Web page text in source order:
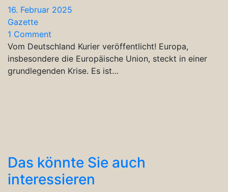
16. Februar 2025
Gazette
1 Comment
Vom Deutschland Kurier veröffentlicht! Europa,
insbesondere die Europäische Union, steckt in einer
grundlegenden Krise. Es ist…
Das könnte Sie auch
interessieren